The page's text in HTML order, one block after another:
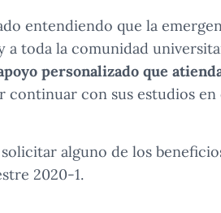
entendiendo que la
a toda la comunidad
personalizado que
continuar con sus estudios en
alguno de los
2020-1.